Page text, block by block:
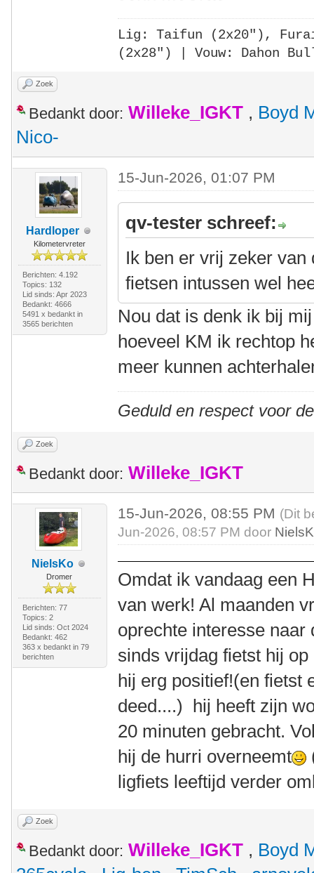
Lig: Taifun (2x20"),
(2x28")
| Vouw: Dahon
Zoek
Bedankt door: Willeke_IGKT , Boyd
Nico-
Hardloper
Kilometervreter
Berichten: 4.192
Topics: 132
Lid sinds: Apr 2023
Bedankt: 4666
5491 x bedankt in
3565 berichten
15-Jun-2026, 01:07 PM
qv-tester schreef:
Ik ben er vrij zeker
fietsen intussen wel
Nou dat is denk ik bij
hoeveel KM ik rechtop
meer kunnen
Geduld en respect voor
Zoek
Bedankt door: Willeke_IGKT
NielsKo
Dromer
Berichten: 77
Topics: 2
Lid sinds: Oct 2024
Bedankt: 462
363 x bedankt in 79
berichten
15-Jun-2026, 08:55 PM (Dit
Jun-2026, 08:57 PM door
Omdat ik vandaag een
van werk! Al maanden
oprechte interesse naar
sinds vrijdag fietst hij
hij erg positief!(en fietst
deed....) hij heeft zijn
20 minuten gebracht.
hij de hurri overneemt
ligfiets leeftijd verder
Zoek
Bedankt door: Willeke_IGKT , Boyd